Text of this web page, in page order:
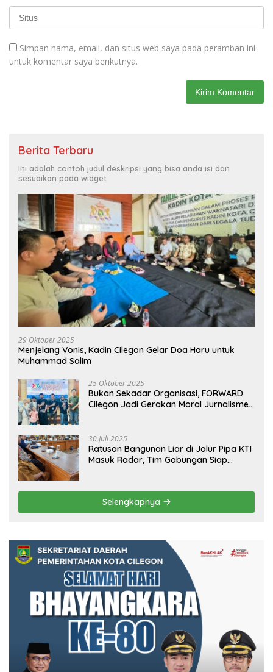
Simpan nama, email, dan situs web saya pada peramban ini
untuk komentar saya berikutnya.
Berita Terbaru
Ini adalah contoh judul deskripsi yang bisa anda isi dan
sesuaikan pada widget
29 Oktober 2025
Menjelang Vonis, Kadin Cilegon Gelar Doa Haru untuk
Muhammad Salim
25 Oktober 2025
Bukan Sekadar Organisasi, FORWARD
Cilegon Jadi Gerakan Moral Jurnalisme
30 Juli 2025
Ratusan Bangunan Liar di Jalur Pipa KTI
Masuk Radar, Tim Gabungan Siap
Selengkapnya